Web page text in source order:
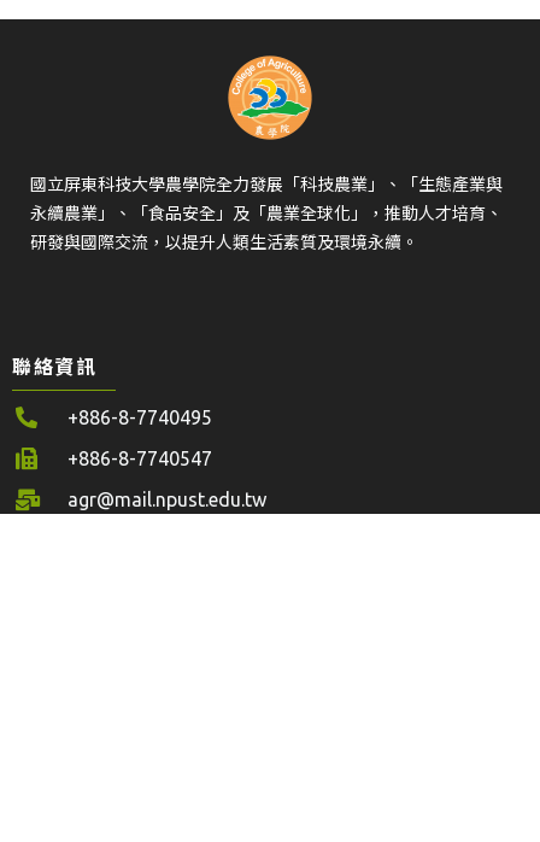
國立屏東科技大學農學院全力發展「科技農業」、「生態產業與
永續農業」、「食品安全」及「農業全球化」，推動人才培育、
研發與國際交流，以提升人類生活素質及環境永續。
聯絡資訊
+886-8-7740495
+886-8-7740547
agr@mail.npust.edu.tw